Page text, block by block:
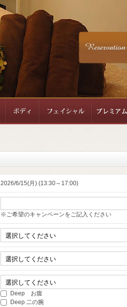
2026/6/15(月) (13:30～17:00)
※ご希望のキャンペーンをご記入ください
Deep お腹
Deep 二の腕